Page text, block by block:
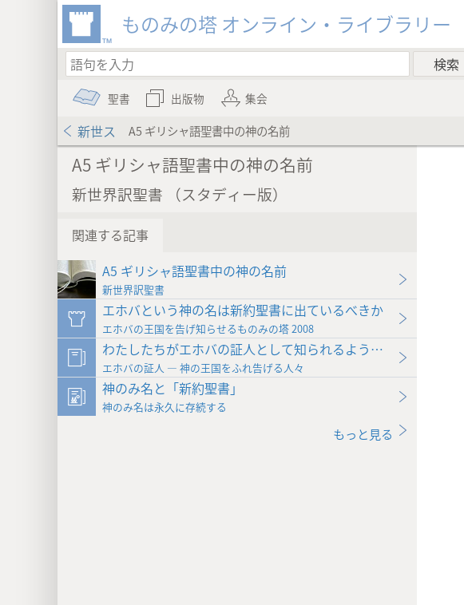
ものみの塔 オンライン・ライブラリー
聖書 出版物 集会
新世ス A5 ギリシャ語聖書中の神の名前
A5 ギリシャ語聖書中の神の名前
新世界訳聖書 （スタディー版）
関連する記事
A5 ギリシャ語聖書中の神の名前
新世界訳聖書
エホバという神の名は新約聖書に出ているべきか
エホバの王国を告げ知らせるものみの塔 2008
わたしたちがエホバの証人として知られるようになったいきさつ
エホバの証人 ― 神の王国をふれ告げる人々
神のみ名と「新約聖書」
神のみ名は永久に存続する
もっと見る